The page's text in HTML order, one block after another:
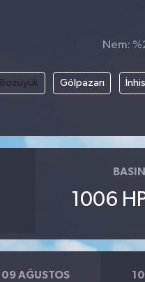
Nem:
Bozüyük Gölpazarı
1006
09 AĞUSTOS